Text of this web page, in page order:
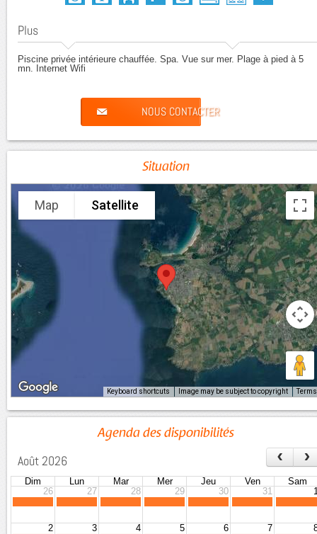
Plus
Piscine privée intérieure chauffée. Spa. Vue sur mer. Plage à pied à 5
mn.
Internet Wifi
NOUS CONTACTER
Situation
Map Satellite
Keyboard shortcuts Image may be subject to copyright Terms
Agenda des disponibilités
Août 2026 ‹ ›
Dim Lun Mar Mer Jeu Ven
Sam
26
27 28 29 30 31
2 3 4 5 6 7